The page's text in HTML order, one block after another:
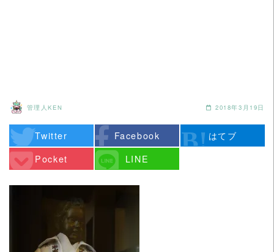
管理人KEN 2018年3月19日
Twitter Facebook
はてブ
Pocket
LINE